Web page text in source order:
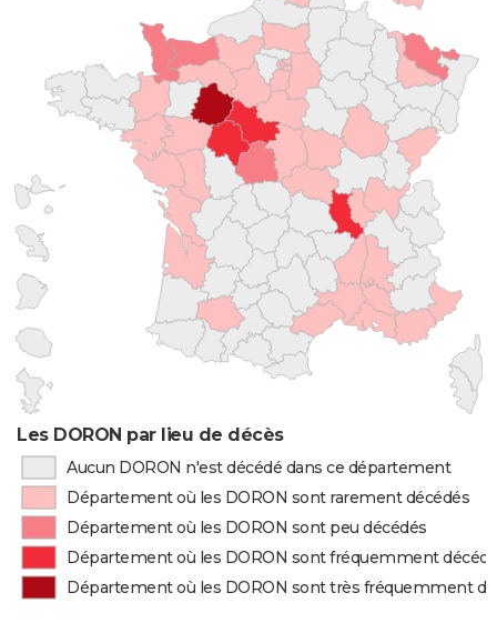
Les DORON par lieu de décès
Aucun DORON n'est décédé dans ce département
Département où les DORON sont rarement décédés
Département où les DORON sont peu décédés
Département où les DORON sont fréquemment
Département où les DORON sont très fréquemment